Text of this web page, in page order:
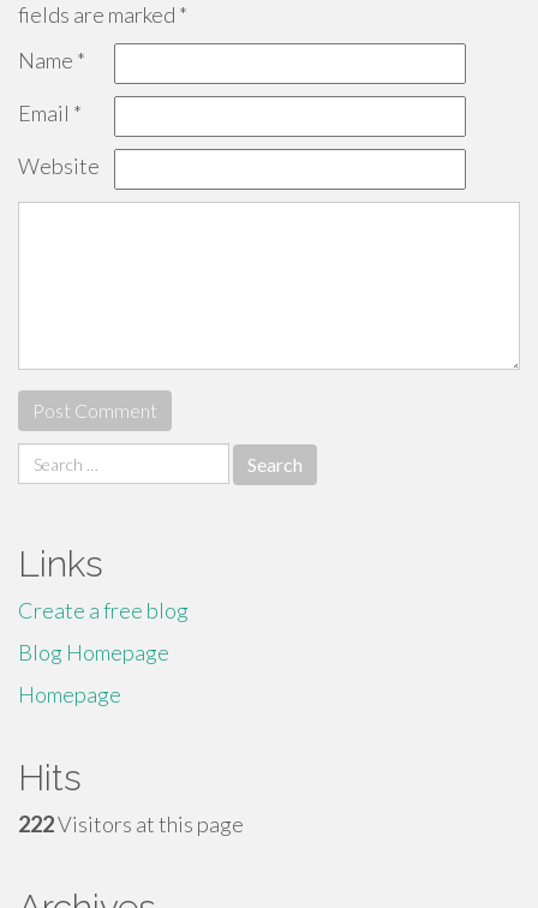
fields are marked *
Name *
Email *
Website
Search
for:
Links
Create a free blog
Blog Homepage
Homepage
Hits
222Visitors at this page